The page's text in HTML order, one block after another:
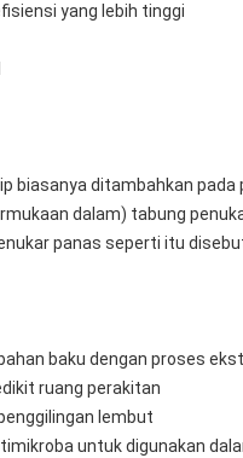
yang lebih tinggi
biasanya ditambahkan
dalam) tabung
panas seperti itu
baku dengan proses
ruang perakitan
lembut
untuk digunakan